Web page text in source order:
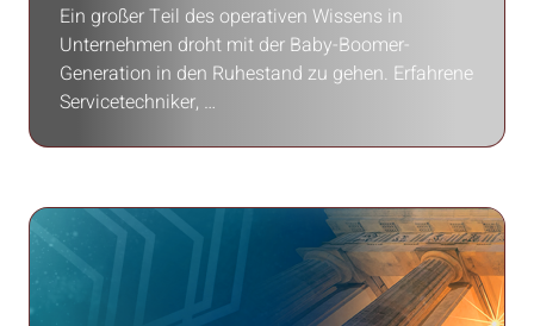
Ein großer Teil des operativen Wissens in
Unternehmen droht mit der Baby-Boomer-
Generation in den Ruhestand zu gehen. Erfahrene
Servicetechniker, …